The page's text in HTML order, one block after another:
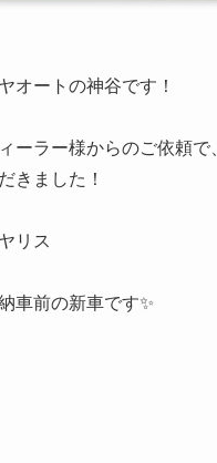
オートの神谷です！
ーラー様からのご依頼
きました！
リス
車前の新車です✨